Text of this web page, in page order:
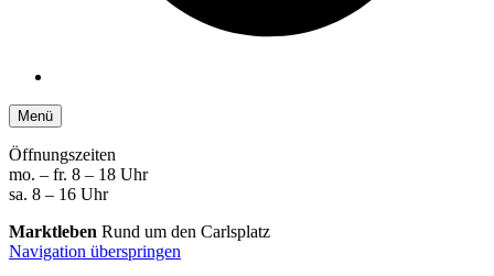
Menü
Öffnungszeiten
mo. – fr. 8 – 18 Uhr
sa. 8 – 16 Uhr
Marktleben Rund um den Carlsplatz
Navigation überspringen